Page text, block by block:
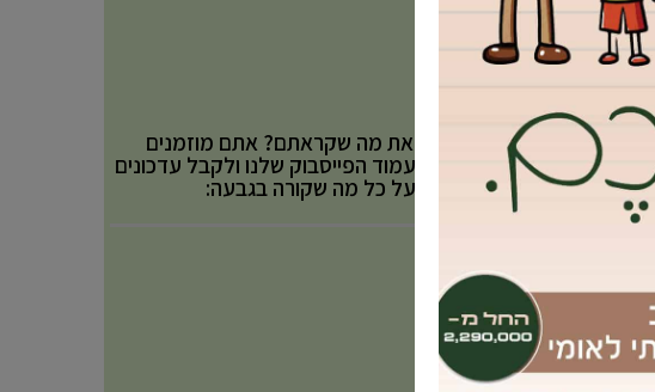
אהבתם את מה שקראתם? אתם מוזמנים
לעקוב אחר עמוד הפייסבוק שלנו ולקבל עדכונים
באופן שוטף על כל מה שקורה בגבעה: